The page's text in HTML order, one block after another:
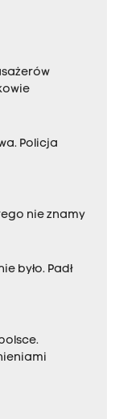
Policja
nie znamy
było. Padł